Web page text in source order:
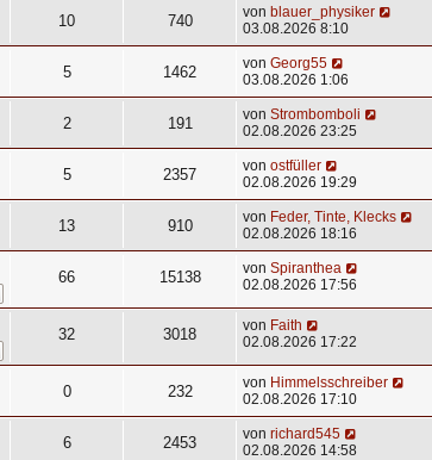
10 740 von blauer_physiker
03.08.2026 8:10
5 1462 von Georg55
03.08.2026 1:06
2 191 von Strombomboli
02.08.2026 23:25
5 2357 von ostfüller
02.08.2026 19:29
13 910 von Feder, Tinte, Klecks
02.08.2026 18:16
66 15138 von Spiranthea
02.08.2026 17:56
32 3018 von Faith
02.08.2026 17:22
0 232 von Himmelsschreiber
02.08.2026 17:10
6 2453 von richard545
02.08.2026 14:58